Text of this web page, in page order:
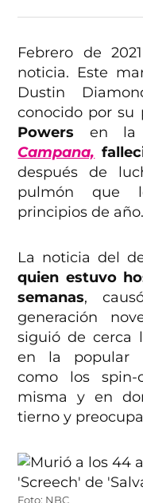
Febrero de
noticia. Este
Dustin
conocido por su
Powers en la
Campana,
después de
pulmón que
principios de año.
La noticia del
quien estuvo
semanas,
generación
siguió de cerca
en la popular
como los
misma y en
tierno y
Foto: NBC